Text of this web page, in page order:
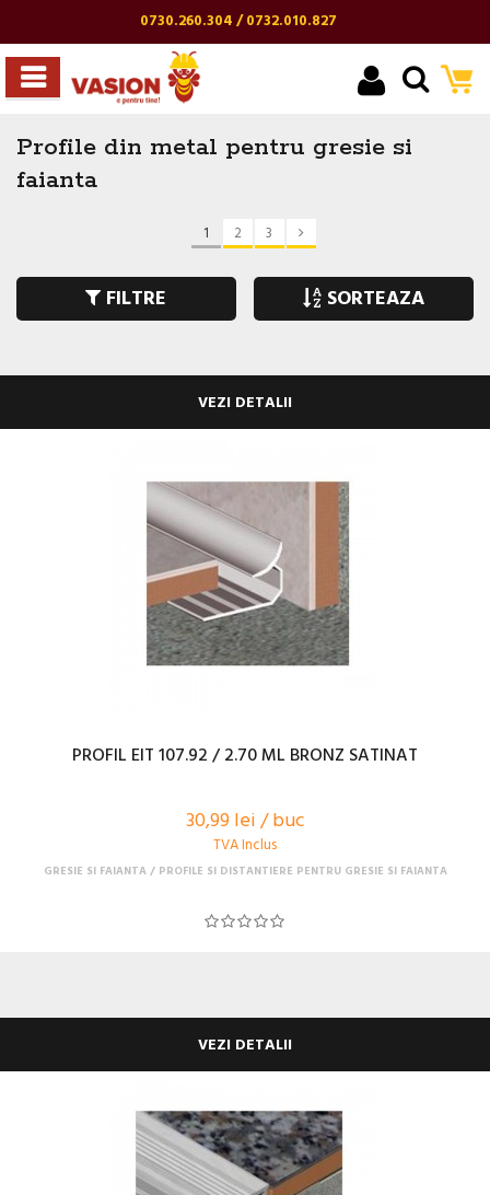
0730.260.304 / 0732.010.827
Profile din metal pentru gresie si
faianta
1 2 3
FILTRE SORTEAZA
VEZI DETALII
PROFIL EIT 107.92 / 2.70 ML BRONZ SATINAT
30,99 lei / buc
TVA Inclus
GRESIE SI FAIANTA PROFILE SI DISTANTIERE PENTRU GRESIE SI FAIANTA
VEZI DETALII